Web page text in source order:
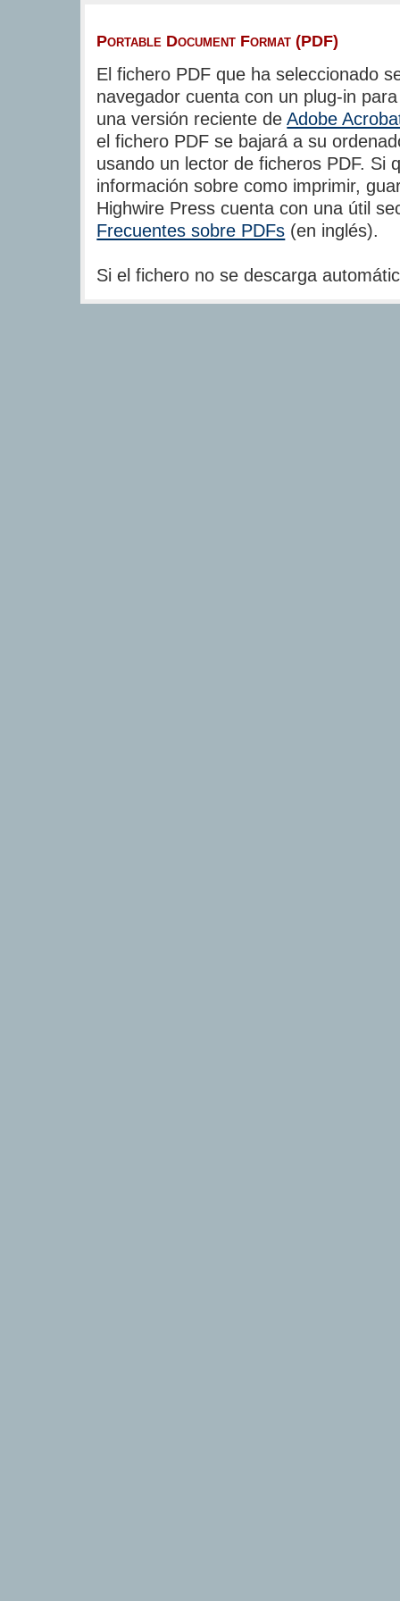
Portable Document Format (PDF)
El fichero PDF que ha seleccionado
navegador cuenta con un plug-in
una versión reciente deAdobe
el fichero PDF se bajará a su
usando un lector de ficheros PDF. Si
información sobre como imprimir,
Highwire Press cuenta con una útil
Frecuentes sobre PDFs (en inglés).
Si el fichero no se descarga